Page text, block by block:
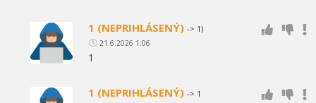
1 (NEPRIHLÁSENÝ) -> 1)
21.6.2026 1:06
1
1 (NEPRIHLÁSENÝ) -> 1